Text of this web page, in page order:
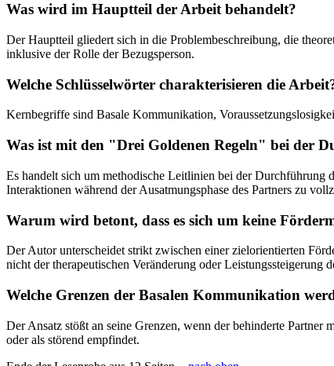
Was wird im Hauptteil der Arbeit behandelt?
Der Hauptteil gliedert sich in die Problembeschreibung, die
inklusive der Rolle der Bezugsperson.
Welche Schlüsselwörter charakterisieren die
Kernbegriffe sind Basale Kommunikation,
Was ist mit den "Drei Goldenen Regeln" bei der
Es handelt sich um methodische Leitlinien bei der Durchführung
Interaktionen während der Ausatmungsphase des Partners zu
Warum wird betont, dass es sich um keine
Der Autor unterscheidet strikt zwischen einer zielorientierten
nicht der therapeutischen Veränderung oder Leistungssteigerung
Welche Grenzen der Basalen Kommunikation
Der Ansatz stößt an seine Grenzen, wenn der behinderte
oder als störend empfindet.